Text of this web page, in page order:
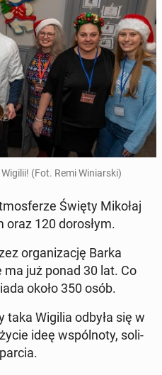
(Fot. Remi Wi­niar­ski)
Święty Mikołaj
oraz 120 do­ro­słym.
or­ga­ni­za­cję Barka
już ponad 30 lat. Co
około 350 osób.
taka Wigilia odbyła się w
ideę wspól­no­ty, so­li­